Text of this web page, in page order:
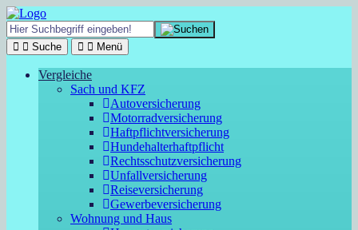
Suche Menü
Vergleiche
Sach und KFZ
Autoversicherung
Motorradversicherung
Haftpflichtversicherung
Hundehalterhaftpflicht
Rechtsschutzversicherung
Unfallversicherung
Reiseversicherung
Gewerbeversicherung
Wohnung und Haus